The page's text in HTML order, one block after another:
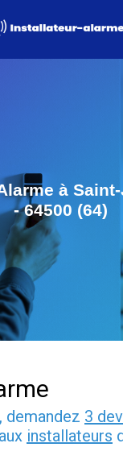
à
- 64500 (64)
demandez 3
aux installateurs